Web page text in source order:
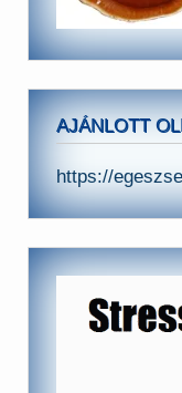
AJÁNLOTT
https://